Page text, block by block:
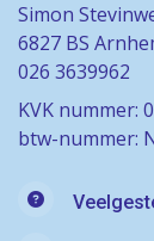
Simon
6827 BS
026 3639962
KVK nummer:
btw-nummer: